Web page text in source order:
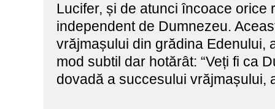
Lucifer, și de atunci încoace orice
independent de Dumnezeu.
vrăjmașului din grădina Edenului,
mod subtil dar hotărât: “Veți fi ca
dovadă a succesului vrăjmașului,